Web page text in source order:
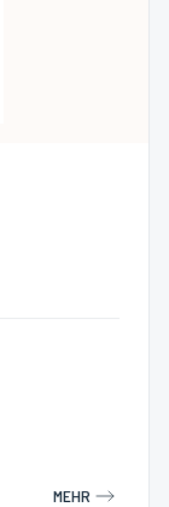
MEHR